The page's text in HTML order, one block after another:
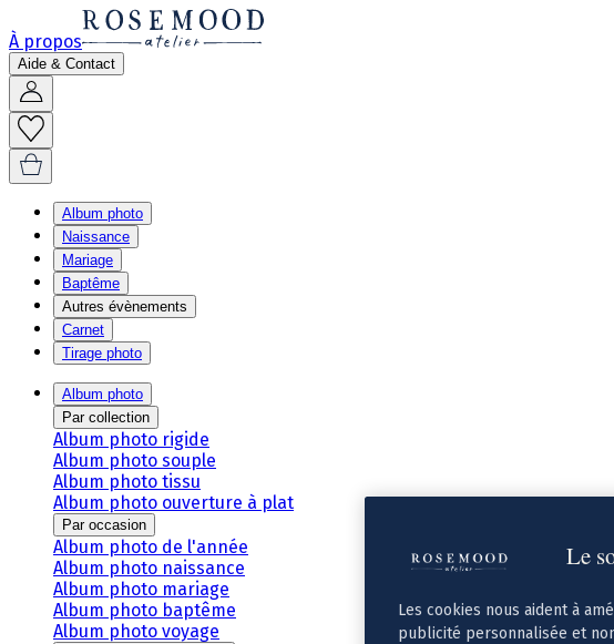
À propos
Aide & Contact
Album photo
Naissance
Mariage
Baptême
Autres évènements
Carnet
Tirage photo
Album photo
Par collection
Album photo rigide
Album photo souple
Album photo tissu
Album photo ouverture à plat
Par occasion
Album photo de l'année
Album photo naissance
Album photo mariage
Album photo baptême
Album photo voyage
Le
Les cookies nous aident à
publicité personnalisée et